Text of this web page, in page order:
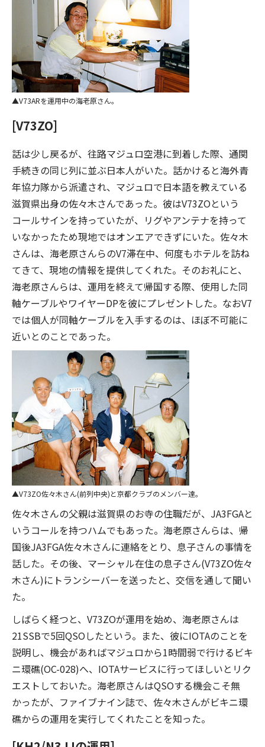
V73ARを運用中の海老原さん。
[V73ZO]
話は少し戻るが、往路マジュロ空港に到着した際、通関
手続きの同じ列に並ぶ日本人がいた。話かけると海外青
年協力隊から派遣され、マジュロで日本語を教えている
滋賀県出身の佐々木さんであった。彼はV73ZOという
コールサインを持っていたが、リグやアンテナを持って
いなかったため現地ではオンエアできずにいた。佐々木
さんは、海老原さんらのV7滞在中、何度もホテルを訪ね
てきて、現地の情報を提供してくれた。そのお礼にと、
海老原さんらは、運用を終えて帰国する際、使用した同
軸ケーブルやワイヤーDPを彼にプレゼントした。なおV7
では個人が同軸ケーブルを入手するのは、ほぼ不可能に
近いとのことであった。
V73ZO佐々木さん(前列中央)と京都クラブのメンバー達。
佐々木さんの父親は滋賀県のお寺の住職だが、JA3FGAと
いうコールを持つハムでもあった。海老原さんらは、帰
国後JA3FGA佐々木さんに連絡をとり、息子さんの事情を
話した。その後、マーシャル在住の息子さん(V73ZO佐々
木さん)にトランシーバーを送ったと、交信を通して聞い
た。
しばらく経つと、V73ZOが運用を始め、海老原さんは
21SSBで5回QSOしたという。また、彼にIOTAのことを
説明し、機会があればマジュロから1時間弱で行けるビキ
ニ環礁(OC-028)へ、IOTAサービスに行ってほしいとリク
エストしておいた。海老原さんはQSOする機会こそ無
かったが、ファイブナイン誌で、佐々木さんがビキニ環
礁からの運用を実行してくれたことを知った。